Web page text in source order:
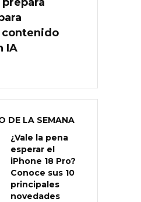
IA
DE LA SEMANA
¿Vale la pena
esperar el
iPhone 18 Pro?
Conoce sus 10
principales
novedades